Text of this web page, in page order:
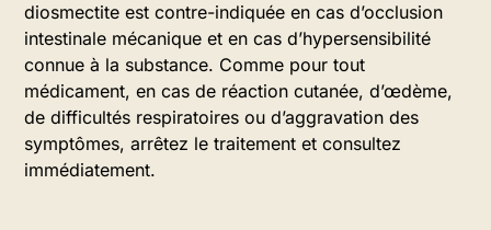
diosmectite est contre-indiquée en cas d’occlusion
intestinale mécanique et en cas d’hypersensibilité
connue à la substance. Comme pour tout
médicament, en cas de réaction cutanée, d’œdème,
de difficultés respiratoires ou d’aggravation des
symptômes, arrêtez le traitement et consultez
immédiatement.